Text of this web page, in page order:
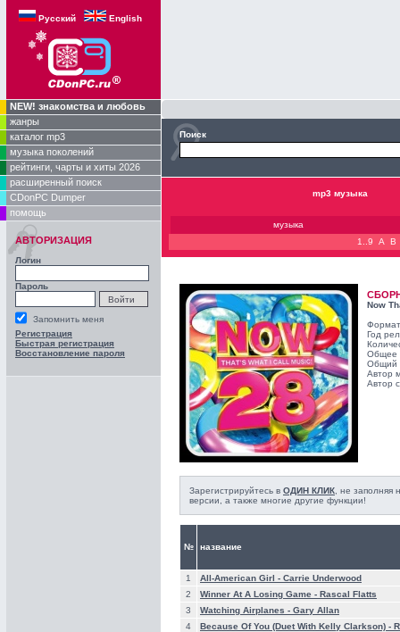
Русский English
NEW! знакомства и любовь
жанры
каталог mp3
музыка поколений
рейтинги, чарты и хиты 2026
расширенный поиск
CDonPC Dumper
помощь
АВТОРИЗАЦИЯ
Логин
Пароль
Запомнить меня
Регистрация
Быстрая регистрация
Восстановление пароля
Поиск
mp3 музыка
музыка
1..9
A B
Now
Год
Общее
Общий
Автор
Автор
Зарегистрируйтесь в ОДИН КЛИК , не
версии, а также многие другие функции!
№ название
1 All-American Girl - Carrie Underwood
2
Winner At A Losing Game - Rascal Flatts
3
Watching Airplanes - Gary Allan
4
Because Of You (Duet With Kelly Clarkson) -